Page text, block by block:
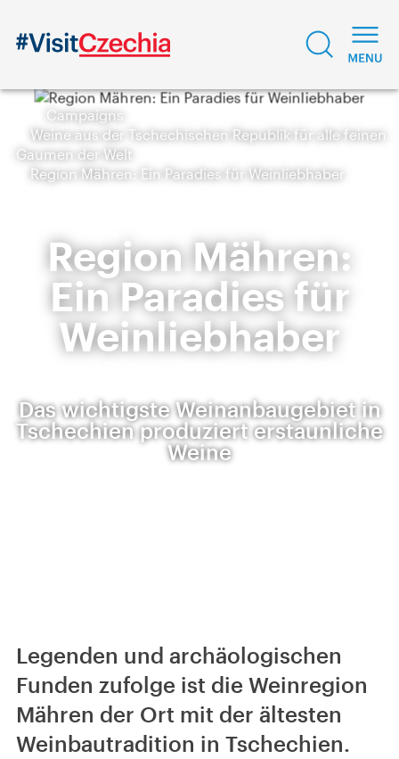
Campaigns
Weine aus der Tschechischen Republik für alle feinen
Gaumen der Welt
Region Mähren: Ein Paradies für Weinliebhaber
Region Mähren:
Ein Paradies für
Weinliebhaber
Das wichtigste Weinanbaugebiet in
Tschechien produziert erstaunliche
Weine
Legenden und archäologischen
Funden zufolge ist die Weinregion
Mähren der Ort mit der ältesten
Weinbautradition in Tschechien.